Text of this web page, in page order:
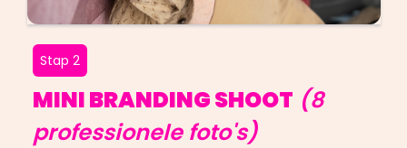
Stap 2
MINI BRANDING SHOOT (8
professionele foto's)